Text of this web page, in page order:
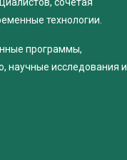
технологии.
программы,
научные исследования и